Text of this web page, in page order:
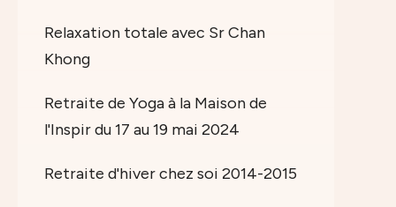
Relaxation totale avec Sr Chan
Khong
Retraite de Yoga à la Maison de
l'Inspir du 17 au 19 mai 2024
Retraite d'hiver chez soi 2014-2015